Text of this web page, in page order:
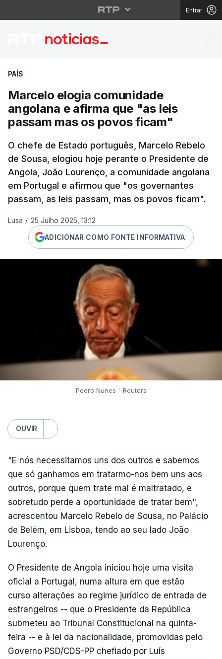
Entrar
Marcelo elogia
PAÍS
Marcelo elogia comunidade
angolana e afirma que "as leis
passam mas os povos ficam"
O chefe de Estado português, Marcelo Rebelo
de Sousa, elogiou hoje perante o Presidente de
Angola, João Lourenço, a comunidade angolana
em Portugal e afirmou que "os governantes
passam, as leis passam, mas os povos ficam".
Lusa / 25 Julho 2025, 13:12
ADICIONAR COMO FONTE INFORMATIVA
Pedro Nunes - Reuters
OUVIR
"E nós necessitamos uns dos outros e sabemos
que só ganhamos em tratarmo-nos bem uns aos
outros, porque quem trate mal é maltratado, e
sobretudo perde a oportunidade de tratar bem",
acrescentou Marcelo Rebelo de Sousa, no Palácio
de Belém, em Lisboa, tendo ao seu lado João
Lourenço.
O Presidente de Angola iniciou hoje uma visita
oficial a Portugal, numa altura em que estão
curso alterações ao regime jurídico de entrada de
estrangeiros -- que o Presidente da República
submeteu ao Tribunal Constitucional na quinta-
feira -- e à lei da nacionalidade, promovidas pelo
Governo PSD/CDS-PP chefiado por Luís